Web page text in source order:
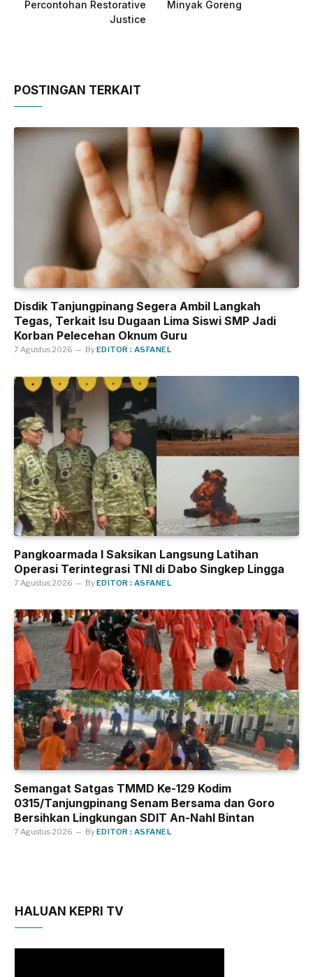
Percontohan Restorative
Justice
Minyak Goreng
POSTINGAN TERKAIT
Disdik Tanjungpinang Segera Ambil Langkah
Tegas, Terkait Isu Dugaan Lima Siswi SMP Jadi
Korban Pelecehan Oknum Guru
7 Agustus 2026 ByEDITOR : ASFANEL
Pangkoarmada I Saksikan Langsung Latihan
Operasi Terintegrasi TNI di Dabo Singkep Lingga
7 Agustus 2026 ByEDITOR : ASFANEL
Semangat Satgas TMMD Ke-129 Kodim
0315/Tanjungpinang Senam Bersama dan Goro
Bersihkan Lingkungan SDIT An-Nahl Bintan
7 Agustus 2026 ByEDITOR : ASFANEL
HALUAN KEPRI TV